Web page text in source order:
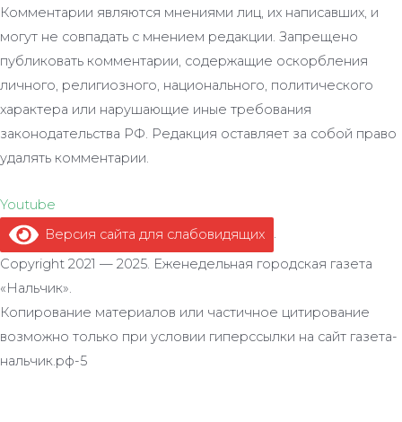
Комментарии являются мнениями лиц, их написавших, и
могут не совпадать с мнением редакции. Запрещено
публиковать комментарии, содержащие оскорбления
личного, религиозного, национального, политического
характера или нарушающие иные требования
законодательства РФ. Редакция оставляет за собой право
удалять комментарии.
Youtube
Версия сайта для слабовидящих
.
Copyright 2021 — 2025. Еженедельная городская газета
«Нальчик».
Копирование материалов или частичное цитирование
возможно только при условии гиперссылки на сайт газета-
нальчик.рф-5